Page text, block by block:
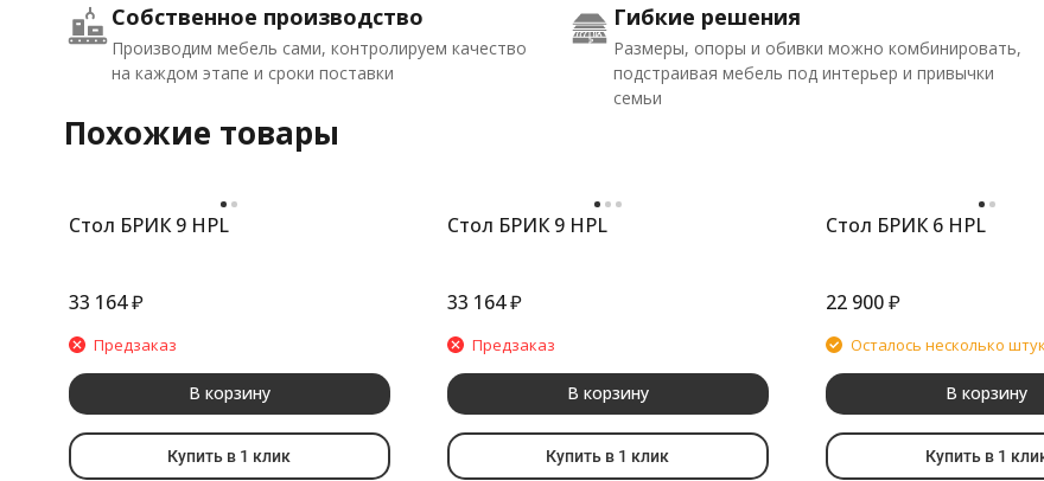
Собственное производство
Производим мебель сами, контролируем качество
на каждом этапе и сроки поставки
Гибкие решения
Размеры, опоры и обивки можно комбинировать,
подстраивая мебель под интерьер и привычки
семьи
Похожие товары
Стол БРИК 9 HPL
33 164 ₽
Предзаказ
В корзину
Купить в 1 клик
Стол БРИК 9 HPL
33 164₽
Предзаказ
В корзину
Купить в 1 клик
Стол БРИК 6 HPL
22 900₽
Осталось несколько штук
В корзину
Купить в 1